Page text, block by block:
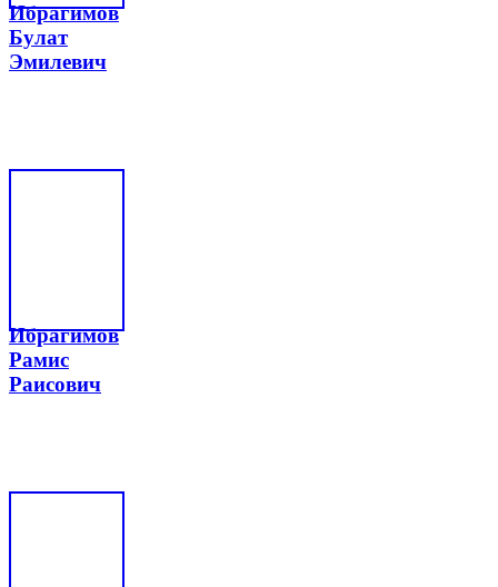
Ибрагимов
Булат
Эмилевич
Ибрагимов
Рамис
Раисович